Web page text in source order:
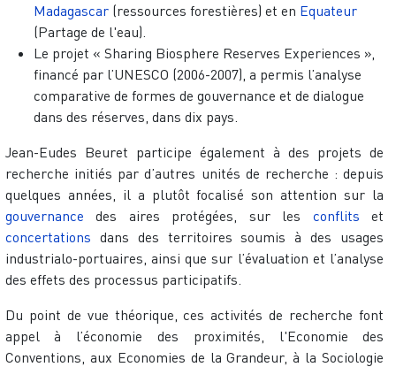
Madagascar(ressources forestières) et en Equateur
(Partage de l'eau).
Le projet « Sharing Biosphere Reserves Experiences »,
financé par l’UNESCO (2006-2007), a permis l’analyse
comparative de formes de gouvernance et de dialogue
dans des réserves, dans dix pays.
Jean-Eudes Beuret participe également à des projets de
recherche initiés par d’autres unités de recherche : depuis
quelques années, il a plutôt focalisé son attention sur la
gouvernance des aires protégées, sur les conflits et
concertations dans des territoires soumis à des usages
industrialo-portuaires, ainsi que sur l’évaluation et l’analyse
des effets des processus participatifs.
Du point de vue théorique, ces activités de recherche font
appel à l’économie des proximités, l'Economie des
Conventions, aux Economies de la Grandeur, à la Sociologie